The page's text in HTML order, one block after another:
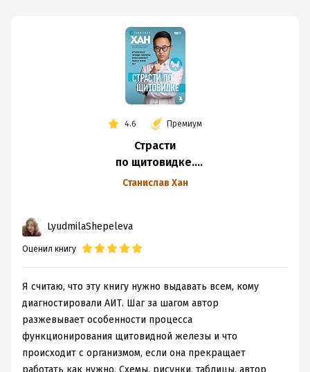
4.6 Премиум
Страсти
по щитовидке.
Аутоиммунный
иммунитет
работает
Станислав Хан
LyudmilaShepeleva
Оценил книгу
Я считаю, что эту книгу нужно выдавать всем, кому
диагностировали АИТ. Шаг за шагом автор
разжевывает особенности процесса
функционирования щитовидной железы и что
происходит с организмом, если она прекращает
работать как нужно. Схемы, рисунки, таблицы, автор